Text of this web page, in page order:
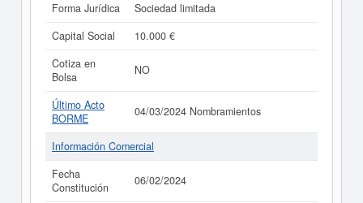
Forma Jurídica
Sociedad limitada
Capital Social
10.000 €
Cotiza en
Bolsa
NO
Último Acto
BORME
04/03/2024 Nombramientos
Información Comercial
Fecha
Constitución
06/02/2024